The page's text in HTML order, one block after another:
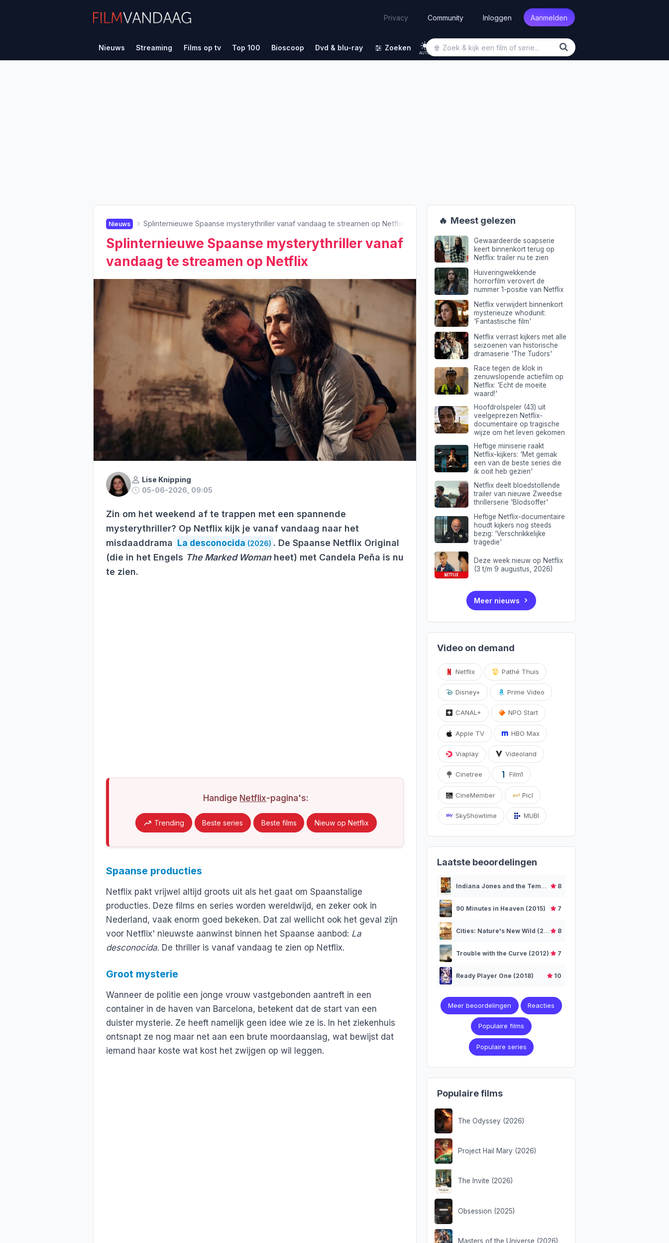
Privacy Community Inloggen Aanmelden
Nieuws Streaming Films op tv Top 100 Bioscoop Dvd & blu-ray Zoeken
AUTO
Nieuws Splinternieuwe Spaanse mysterythriller vanaf vandaag te streamen op Netflix
Splinternieuwe Spaanse mysterythriller vanaf
vandaag te streamen op Netflix
Lise Knipping
05-06-2026, 09:05
Zin om het weekend af te trappen met een spannende
mysterythriller? Op Netflix kijk je vanaf vandaag naar het
misdaaddrama La desconocida (2026) . De Spaanse Netflix Original
(die in het Engels The Marked Womanheet) met Candela Peña is nu
te zien.
Handige Netflix-pagina's:
Trending Beste series Beste films Nieuw op Netflix
Spaanse producties
Netflix pakt vrijwel altijd groots uit als het gaat om Spaanstalige
producties. Deze films en series worden wereldwijd, en zeker ook in
Nederland, vaak enorm goed bekeken. Dat zal wellicht ook het geval zijn
voor Netflix' nieuwste aanwinst binnen het Spaanse aanbod: La
desconocida. De thriller is vanaf vandaag te zien op Netflix.
Groot mysterie
Wanneer de politie een jonge vrouw vastgebonden aantreft in een
container in de haven van Barcelona, betekent dat de start van een
duister mysterie. Ze heeft namelijk geen idee wie ze is. In het ziekenhuis
ontsnapt ze nog maar net aan een brute moordaanslag, wat bewijst dat
iemand haar koste wat kost het zwijgen op wil leggen.
🔥 Meest gelezen
Gewaardeerde soapserie
keert binnenkort terug op
Netflix: trailer nu te zien
Huiveringwekkende
horrorfilm verovert de
nummer 1-positie van Netflix
Netflix verwijdert binnenkort
mysterieuze whodunit:
'Fantastische film'
Netflix verrast kijkers met alle
seizoenen van historische
dramaserie 'The Tudors'
Race tegen de klok in
zenuwslopende actiefilm op
Netflix: 'Echt de moeite
waard!'
Hoofdrolspeler (43) uit
veelgeprezen Netflix-
documentaire op tragische
wijze om het leven gekomen
Heftige miniserie raakt
Netflix-kijkers: 'Met gemak
een van de beste series die
ik ooit heb gezien'
Netflix deelt bloedstollende
trailer van nieuwe Zweedse
thrillerserie 'Blodsoffer'
Heftige Netflix-documentaire
houdt kijkers nog steeds
bezig: 'Verschrikkelijke
tragedie'
Deze week nieuw op Netflix
(3 t/m 9 augustus, 2026)
Meer nieuws
Video on demand
Netflix Pathé Thuis
Disney+ Prime Video
CANAL+ NPO Start
Apple TV HBO Max
Viaplay Videoland
Cinetree Film1
CineMember Picl
SkyShowtime MUBI
Laatste beoordelingen
Indiana Jones and the Temple of Doom (1984) 8
90 Minutes in Heaven (2015) 7
Cities: Nature's New Wild (2018–2019) 8
Trouble with the Curve (2012) 7
Ready Player One (2018) 10
Meer beoordelingen Reacties
Populaire films
Populaire series
Populaire films
The Odyssey (2026)
Project Hail Mary (2026)
The Invite (2026)
Obsession (2025)
Masters of the Universe (2026)